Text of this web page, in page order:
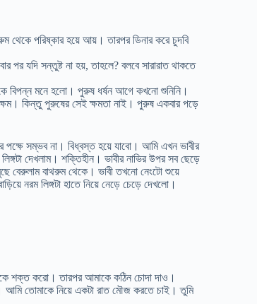
থেকে পরিষ্কার হয়ে আয়। তারপর ডিনার করে চুদবি
যদি সন্তুষ্ট না হয়, তাহলে? বলবে সারারাত থাকতে
বিপন্ন মনে হলো। পুরুষ ধর্ষন আগে কখনো শুনিনি।
কিন্তু পুরুষের সেই ক্ষমতা নাই। পুরুষ একবার পড়ে
পক্ষে সম্ভব না। বিধ্বস্ত হয়ে যাবো। আমি এখন ভাবীর
দেখলাম। শক্তিহীন। ভাবীর নাভির উপর সব ছেড়ে
বেরুলাম বাথরুম থেকে। ভাবী তখনো নেংটো শুয়ে
নরম লিঙ্গটা হাতে নিয়ে নেড়ে চেড়ে দেখলো।
শক্ত করো। তারপর আমাকে কঠিন চোদা দাও।
তোমাকে নিয়ে একটা রাত মৌজ করতে চাই। তুমি